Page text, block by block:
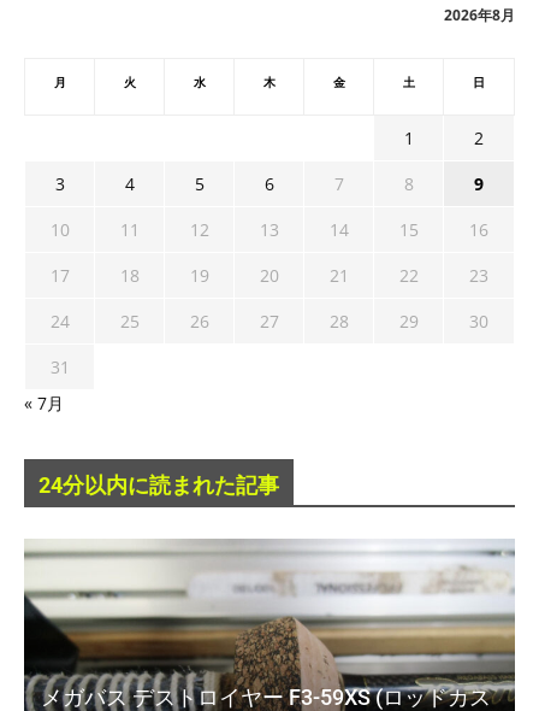
2026年8月
月 火 水 木 金 土 日
1
2
3
4 5 6 7 8
9
10
11 12 13 14 15
16
17
18 19 20 21 22
23
24
25 26 27 28 29
30
31
« 7月
24分以内に読まれた記事
メガバス デストロイヤー F3-59XS (ロッドカス